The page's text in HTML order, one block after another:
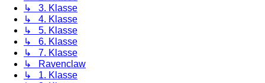
↳ 3. Klasse
↳ 4. Klasse
↳ 5. Klasse
↳ 6. Klasse
↳ 7. Klasse
↳ Ravenclaw
↳ 1. Klasse